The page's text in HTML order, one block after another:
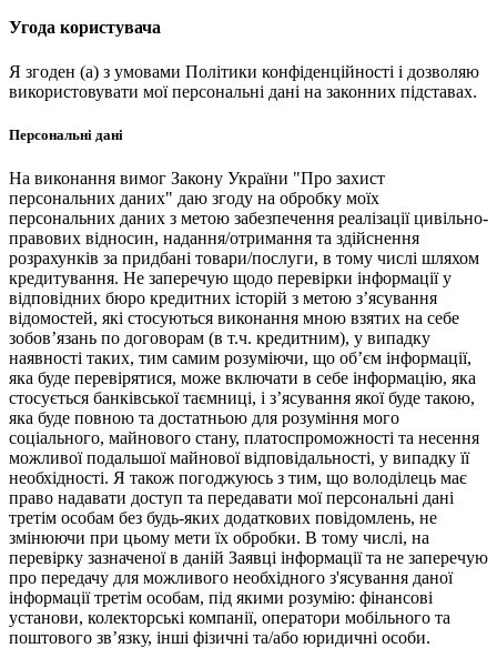
Угода користувача
Я згоден (а) з умовами Політики конфіденційності і дозволяю
використовувати мої персональні дані на законних підставах.
Персональні дані
На виконання вимог Закону України "Про захист
персональних даних" даю згоду на обробку моїх
персональних даних з метою забезпечення реалізації цивільно-
правових відносин, надання/отримання та здійснення
розрахунків за придбані товари/послуги, в тому числі шляхом
кредитування. Не заперечую щодо перевірки інформації у
відповідних бюро кредитних історій з метою з’ясування
відомостей, які стосуються виконання мною взятих на себе
зобов’язань по договорам (в т.ч. кредитним), у випадку
наявності таких, тим самим розуміючи, що об’єм інформації,
яка буде перевірятися, може включати в себе інформацію, яка
стосується банківської таємниці, і з’ясування якої буде такою,
яка буде повною та достатньою для розуміння мого
соціального, майнового стану, платоспроможності та несення
можливої подальшої майнової відповідальності, у випадку її
необхідності. Я також погоджуюсь з тим, що володілець має
право надавати доступ та передавати мої персональні дані
третім особам без будь-яких додаткових повідомлень, не
змінюючи при цьому мети їх обробки. В тому числі, на
перевірку зазначеної в даній Заявці інформації та не заперечую
про передачу для можливого необхідного з'ясування даної
інформації третім особам, під якими розумію: фінансові
установи, колекторські компанії, оператори мобільного та
поштового зв’язку, інші фізичні та/або юридичні особи.